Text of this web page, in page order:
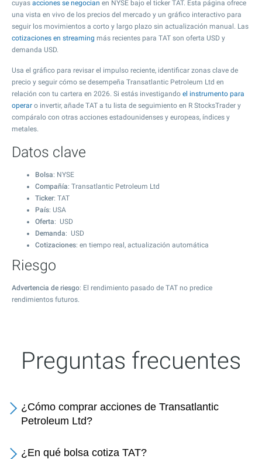
cuyas acciones se negocian en NYSE bajo el ticker TAT. Esta página ofrece
una vista en vivo de los precios del mercado y un gráfico interactivo para
seguir los movimientos a corto y largo plazo sin actualización manual. Las
cotizaciones en streaming más recientes para TAT son oferta USD y
demanda USD.
Usa el gráfico para revisar el impulso reciente, identificar zonas clave de
precio y seguir cómo se desempeña Transatlantic Petroleum Ltd en
relación con tu cartera en 2026. Si estás investigando el instrumento para
operar o invertir, añade TAT a tu lista de seguimiento en R StocksTrader y
compáralo con otras acciones estadounidenses y europeas, índices y
metales.
Datos clave
Bolsa: NYSE
Compañía: Transatlantic Petroleum Ltd
Ticker: TAT
País: USA
Oferta: USD
Demanda: USD
Cotizaciones: en tiempo real, actualización automática
Riesgo
Advertencia de riesgo: El rendimiento pasado de TAT no predice
rendimientos futuros.
Preguntas frecuentes
¿Cómo comprar acciones de Transatlantic
Petroleum Ltd?
¿En qué bolsa cotiza TAT?